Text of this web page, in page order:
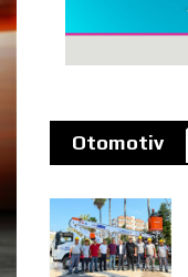
Otomotiv